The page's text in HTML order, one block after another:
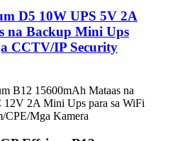
D5 10W UPS 5V 2A
na Backup Mini Ups
CCTV/IP Security